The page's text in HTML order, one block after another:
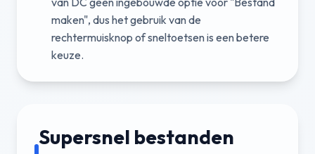
maken", dus het gebruik van de
rechtermuisknop of sneltoetsen is een betere
keuze.
Supersnel bestanden